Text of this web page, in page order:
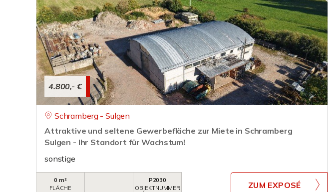
4.800,- €
Schramberg - Sulgen
Attraktive und seltene Gewerbefläche zur Miete in Schramberg
Sulgen - Ihr Standort für Wachstum!
sonstige
0 m²
FLÄCHE
P2030
OBJEKTNUMMER
ZUM EXPOSÉ